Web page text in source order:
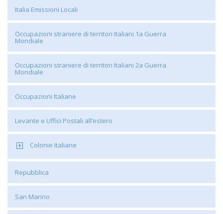
Italia Emissioni Locali
Occupazioni straniere di territori Italiani 1a Guerra
Mondiale
Occupazioni straniere di territori Italiani 2a Guerra
Mondiale
Occupazioni Italiane
Levante e Uffici Postali all’estero
Colonie Italiane
Repubblica
San Marino